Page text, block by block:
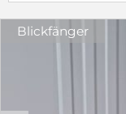
Blickfänger